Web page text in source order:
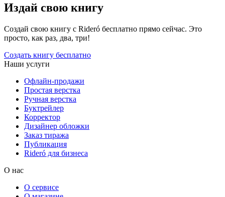
Издай свою книгу
Создай свою книгу с Rideró бесплатно прямо сейчас. Это
просто, как раз, два, три!
Создать книгу бесплатно
Наши услуги
Офлайн-продажи
Простая верстка
Ручная верстка
Буктрейлер
Корректор
Дизайнер обложки
Заказ тиража
Публикация
Rideró для бизнеса
О нас
О сервисе